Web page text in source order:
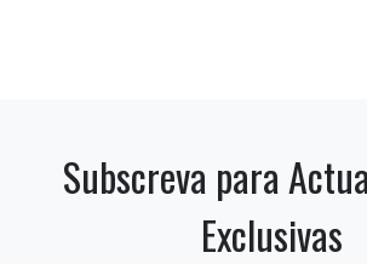
Subscreva para
Exclusivas